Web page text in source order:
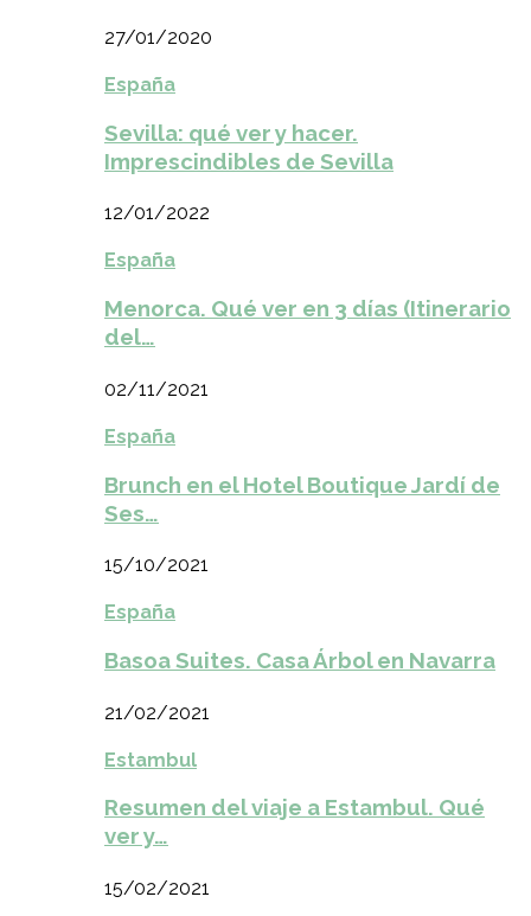
27/01/2020
España
Sevilla: qué ver y hacer.
Imprescindibles de Sevilla
12/01/2022
España
Menorca. Qué ver en 3 días (Itinerario
del…
02/11/2021
España
Brunch en el Hotel Boutique Jardí de
Ses…
15/10/2021
España
Basoa Suites. Casa Árbol en Navarra
21/02/2021
Estambul
Resumen del viaje a Estambul. Qué
ver y…
15/02/2021